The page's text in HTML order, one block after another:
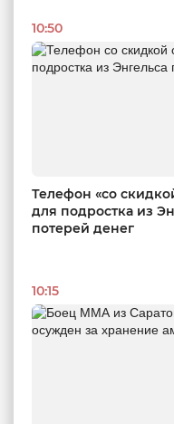
10:50
Телефон «со
для подростка из
потерей денег
10:15